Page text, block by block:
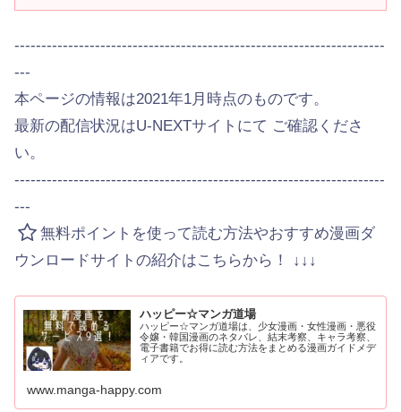
---------------------------------------------------------------------
---
本ページの情報は2021年1月時点のものです。
最新の配信状況はU-NEXTサイトにて ご確認くださ
い。
---------------------------------------------------------------------
---
無料ポイントを使って読む方法やおすすめ漫画ダ
ウンロードサイトの紹介はこちらから！ ↓↓↓
ハッピー☆マンガ道場
ハッピー☆マンガ道場は、少女漫画・女性漫画・悪役
令嬢・韓国漫画のネタバレ、結末考察、キャラ考察、
電子書籍でお得に読む方法をまとめる漫画ガイドメデ
ィアです。
www.manga-happy.com